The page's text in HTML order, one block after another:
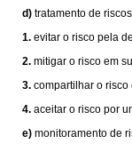
d) tratamento de
1. evitar o risco pela
2. mitigar o risco em
3. compartilhar o risco
4. aceitar o risco por
e) monitoramento de